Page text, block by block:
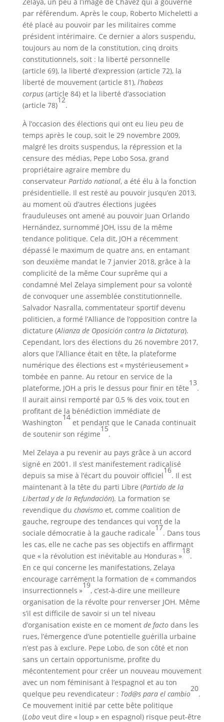
par référendum. Après le coup, Roberto Micheletti a
été placé au pouvoir par les militaires comme
président intérimaire. Ce dernier a alors suspendu,
toujours au nom de la constitution, cinq droits
constitutionnels, soit : la liberté personnelle
(article 69), la liberté d’expression (article 72), la
liberté de mouvement (article 81), l’habeas
corpus(article 84) et la liberté d’association
(article 78)
12
.
À l’occasion des élections qui ont eu lieu peu de
temps après le coup, soit le 29 novembre 2009,
malgré les droits suspendus, la répression et la
censure des médias, Pepe Lobo Sosa, grand
propriétaire agraire membre du
conservateur Partido national, a été élu à la fonction
présidentielle. Il est resté au pouvoir jusqu’en 2013,
au moment où d’autres élections jugées
frauduleuses ont amené au pouvoir Juan Orlando
Hernández, surnommé JOH, issu de la même
tendance politique. Cela dit, JOH a récemment
dépassé le maximum de quatre ans, en entamant
son deuxième mandat le 7 janvier 2018, grâce à la
complicité de la même Cour suprême qui a
condamné Mel Zelaya simplement pour sa volonté
de convoquer une assemblée constitutionnelle.
Salvador Nasralla, commentateur sportif devenu
politicien, a formé l’Alliance de l’opposition contre la
dictature (Alianza de Oposición contra la Dictatura).
Cependant, lors des élections du 26 novembre 2017,
alors que l’Alliance était en tête, la plateforme
numérique des élections est « mystérieusement »
tombée en panne. Au retour en service de la
plateforme, JOH a pris le dessus pour finir en tête
13
.
Il aurait ainsi remporté par 0,5 % des voix, tout en
profitant de la bénédiction immédiate de
Washington
14
et pendant que le Canada continuait
de soutenir son régime
15
.
Mel Zelaya a pu revenir au pays grâce à un accord
signé en 2001. Il s’est manifestement radicalisé
depuis sa mise à l’écart du pouvoir officiel
16
. Il est
maintenant à la tête du parti Libre (Partido de la
Libertad y de la Refundación). La formation se
revendique du chavismoet, comme coalition de
gauche, regroupe des tendances qui vont de la
sociale démocratie à la gauche radicale
17
. Dans tous
les cas, elle ne cache pas ses objectifs en affirmant
que « la révolution est inévitable au Honduras »
18
.
En ce qui concerne les manifestations, Zelaya
encourage carrément la formation de « commandos
insurrectionnels »
19
, c’est-à-dire une meilleure
organisation de la révolte pour renverser JOH. Même
s’il est difficile de savoir si un tel niveau
d’organisation existe en ce moment de factodans les
rues, l’émergence d’une potentielle guérilla urbaine
n’est pas à exclure. Pepe Lobo, de son côté et non
sans un certain opportunisme, profite du
mécontentement pour créer un nouveau mouvement
avec un nom féminisant à l’espagnol et au ton
quelque peu revendicateur : Tod@s para el cambio
20
.
Ce mouvement initié par cette bête politique
(Loboveut dire « loup » en espagnol) risque peut-être